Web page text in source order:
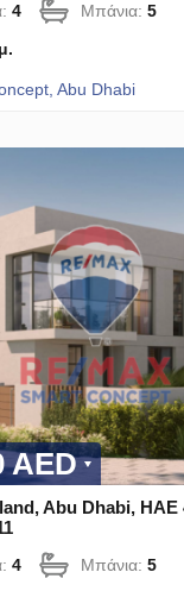
4 Μπάνια:5
Abu Dhabi
AED
Abu Dhabi,
4 Μπάνια:5